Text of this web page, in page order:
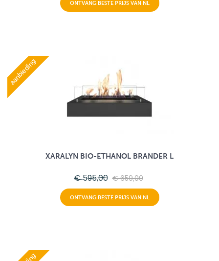
ONTVANG BESTE PRIJS VAN NL
aanbieding
XARALYN BIO-ETHANOL BRANDER L
€ 595,00 € 659,00
ONTVANG BESTE PRIJS VAN NL